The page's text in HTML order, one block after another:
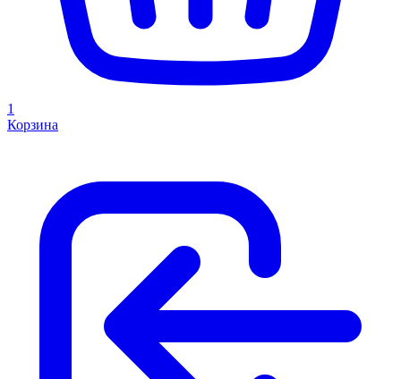
1
Корзина